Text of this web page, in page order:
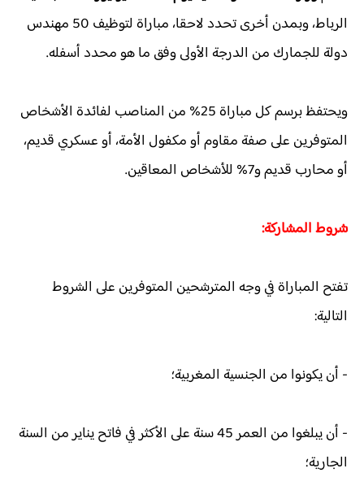
الرباط، وبمدن أخرى تحدد لاحقا، مباراة لتوظيف 50 مهندس
دولة للجمارك من الدرجة الأولى وفق ما هو محدد أسفله.
ويحتفظ برسم كل مباراة 25% من المناصب لفائدة الأشخاص
المتوفرين على صفة مقاوم أو مكفول الأمة، أو عسكري قديم،
أو محارب قديم و7% للأشخاص المعاقين.
شروط المشاركة:
تفتح المباراة في وجه المترشحين المتوفرين على الشروط
التالية:
- أن يكونوا من الجنسية المغربية؛
- أن يبلغوا من العمر 45 سنة على الأكثر في فاتح يناير من السنة
الجارية؛